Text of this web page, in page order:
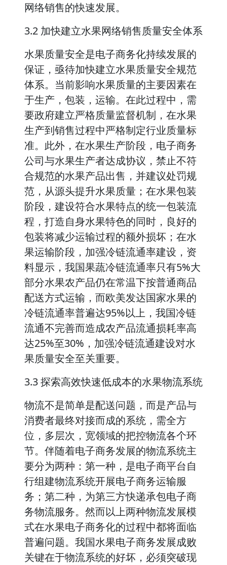
网络销售的快速发展。
3.2 加快建立水果网络销售质量安全体系
水果质量安全是电子商务化持续发展的
保证，亟待加快建立水果质量安全规范
体系。当前影响水果质量的主要因素在
于生产，包装，运输。在此过程中，需
要政府建立严格质量监督机制，在水果
生产到销售过程中严格制定行业质量标
准。此外，在水果生产阶段，电子商务
公司与水果生产者达成协议，禁止不符
合规范的水果产品出售，并建议处罚规
范，从源头提升水果质量；在水果包装
阶段，建设符合水果特点的统一包装流
程，打造自身水果特色的同时，良好的
包装将减少运输过程的额外损坏；在水
果运输阶段，加强冷链流通率建设，资
料显示，我国果蔬冷链流通率只有5%大
部分水果农产品仍在常温下按普通商品
配送方式运输，而欧美发达国家水果的
冷链流通率普遍达95%以上，我国冷链
流通不完善而造成农产品流通损耗率高
达25%至30%，加强冷链流通建设对水
果质量安全至关重要。
3.3 探索高效快速低成本的水果物流系统
物流不是简单是配送问题，而是产品与
消费者最终对接而成的系统，需全方
位，多层次，宽领域的把控物流各个环
节。伴随着电子商务发展的物流系统主
要分为两种：第一种，是电子商平台自
行组建物流系统开展电子商务运输服
务；第二种，为第三方快递承包电子商
务物流服务。然而以上两种物流发展模
式在水果电子商务化的过程中都将面临
普遍问题。我国水果电子商务发展成败
关键在于物流系统的好坏，必须突破现